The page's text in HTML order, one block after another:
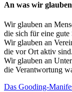
An was wir glauben
Wir glauben an
die sich für eine gute
Wir glauben an
die vor Ort aktiv sind.
Wir glauben an
die Verantwortung
Das Gooding-